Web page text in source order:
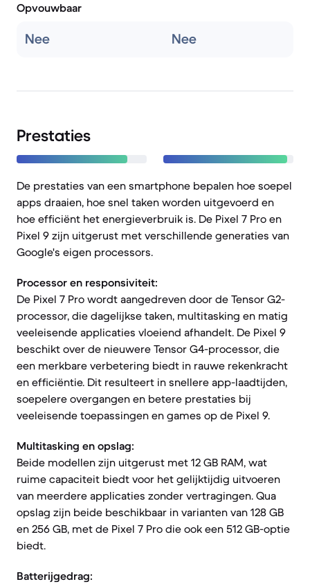
Opvouwbaar
Nee Nee
Prestaties
De prestaties van een smartphone bepalen hoe soepel
apps draaien, hoe snel taken worden uitgevoerd en
hoe efficiënt het energieverbruik is. De Pixel 7 Pro en
Pixel 9 zijn uitgerust met verschillende generaties van
Google's eigen processors.
Processor en responsiviteit:
De Pixel 7 Pro wordt aangedreven door de Tensor G2-
processor, die dagelijkse taken, multitasking en matig
veeleisende applicaties vloeiend afhandelt. De Pixel 9
beschikt over de nieuwere Tensor G4-processor, die
een merkbare verbetering biedt in rauwe rekenkracht
en efficiëntie. Dit resulteert in snellere app-laadtijden,
soepelere overgangen en betere prestaties bij
veeleisende toepassingen en games op de Pixel 9.
Multitasking en opslag:
Beide modellen zijn uitgerust met 12 GB RAM, wat
ruime capaciteit biedt voor het gelijktijdig uitvoeren
van meerdere applicaties zonder vertragingen. Qua
opslag zijn beide beschikbaar in varianten van 128 GB
en 256 GB, met de Pixel 7 Pro die ook een 512 GB-optie
biedt.
Batterijgedrag: